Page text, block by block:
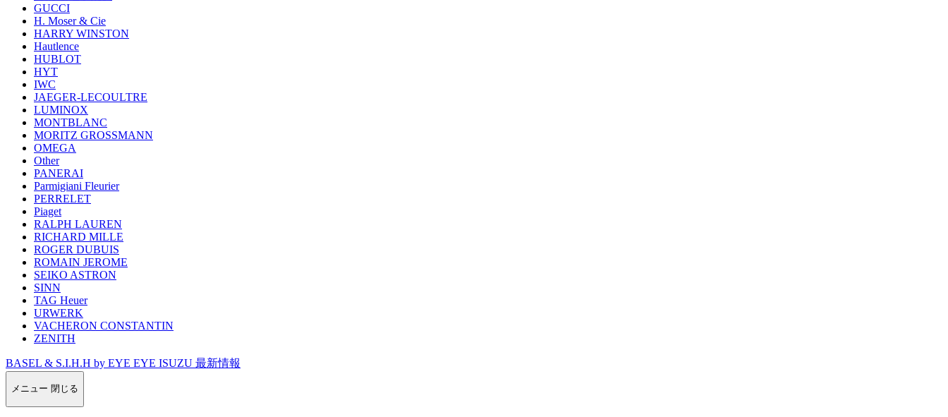
GUCCI
H. Moser & Cie
HARRY WINSTON
Hautlence
HUBLOT
HYT
IWC
JAEGER-LECOULTRE
LUMINOX
MONTBLANC
MORITZ GROSSMANN
OMEGA
Other
PANERAI
Parmigiani Fleurier
PERRELET
Piaget
RALPH LAUREN
RICHARD MILLE
ROGER DUBUIS
ROMAIN JEROME
SEIKO ASTRON
SINN
TAG Heuer
URWERK
VACHERON CONSTANTIN
ZENITH
BASEL & S.I.H.H by EYE EYE ISUZU 最新情報
メニュー 閉じる